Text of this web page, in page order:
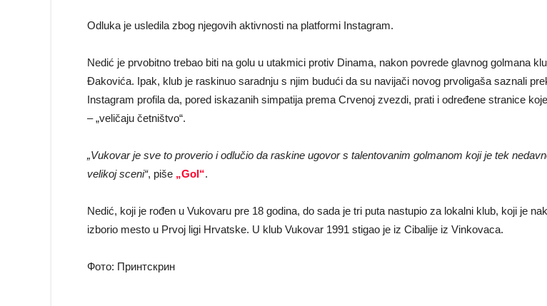
Odluka je usledila zbog njegovih aktivnosti na platformi Instagram.
Nedić je prvobitno trebao biti na golu u utakmici protiv Dinama, nakon povrede glavnog golmana
Đakovića. Ipak, klub je raskinuo saradnju s njim budući da su navijači novog prvoligaša saznali
Instagram profila da, pored iskazanih simpatija prema Crvenoj zvezdi, prati i određene stranice
– „veličaju četništvo“.
„Vukovar je sve to proverio i odlučio da raskine ugovor s talentovanim golmanom koji je tek
velikoj sceni“, piše „Gol“.
Nedić, koji je rođen u Vukovaru pre 18 godina, do sada je tri puta nastupio za lokalni klub, koji je
izborio mesto u Prvoj ligi Hrvatske. U klub Vukovar 1991 stigao je iz Cibalije iz Vinkovaca.
Фото: Принтскрин